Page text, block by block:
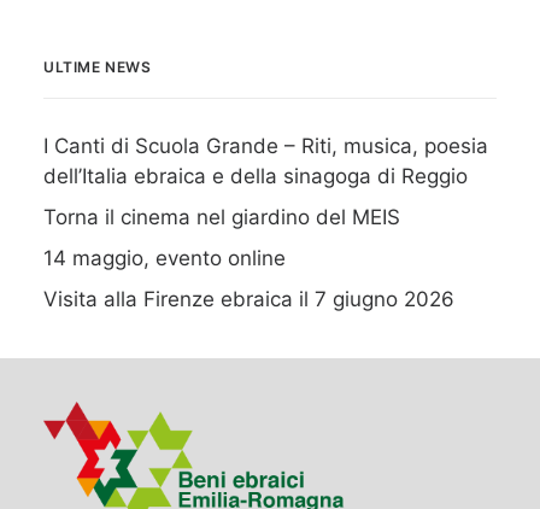
ULTIME NEWS
I Canti di Scuola Grande – Riti, musica, poesia
dell’Italia ebraica e della sinagoga di Reggio
Torna il cinema nel giardino del MEIS
14 maggio, evento online
Visita alla Firenze ebraica il 7 giugno 2026